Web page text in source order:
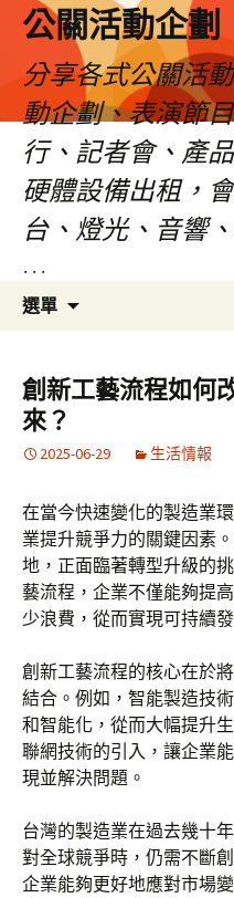
公關活動企劃
分享各式公關活
動企劃、表演節
行、記者會、產
硬體設備出租，
台、燈光、音響
…
選單
內
創新工藝流程如何
來？
2025-06-29 生活情報
在當今快速變化的製造業
業提升競爭力的關鍵因素
地，正面臨著轉型升級的
藝流程，企業不僅能夠提
少浪費，從而實現可持續發
創新工藝流程的核心在於
結合。例如，智能製造技
和智能化，從而大幅提升
聯網技術的引入，讓企業
現並解決問題。
台灣的製造業在過去幾十
對全球競爭時，仍需不斷
企業能夠更好地應對市場